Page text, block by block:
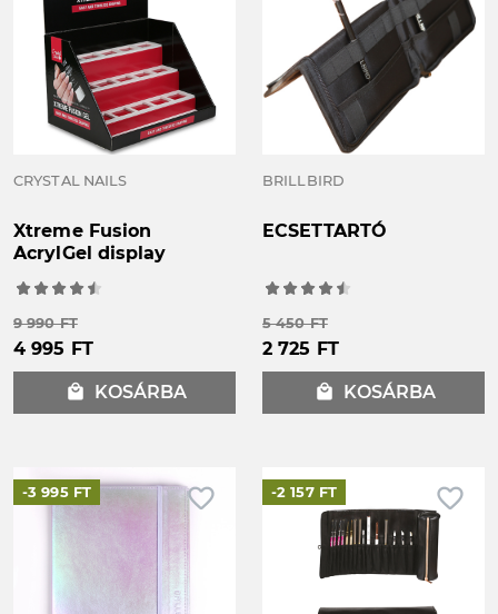
CRYSTAL NAILS
Xtreme Fusion
AcrylGel display
9 990 FT
4 995 FT
local_mall KOSÁRBA
BRILLBIRD
ECSETTARTÓ
5 450 FT
2 725 FT
local_mall KOSÁRBA
favorite_border
-3 995 FT favorite_border
-2 157 FT